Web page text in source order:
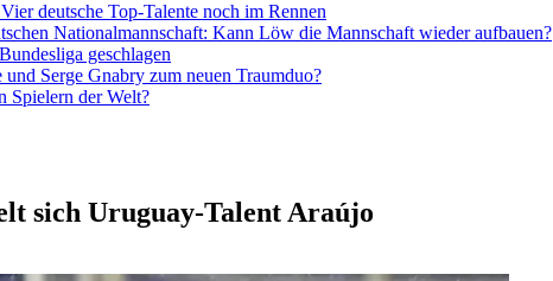
deutsche Top-Talente noch im Rennen
Nationalmannschaft: Kann Löw die Mannschaft wieder aufbauen?
geschlagen
Serge Gnabry zum neuen Traumduo?
Spielern der Welt?
sich Uruguay-Talent Araújo